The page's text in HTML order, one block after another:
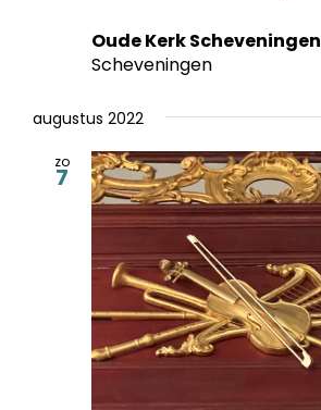
Oude Kerk Scheveningen
Scheveningen
augustus 2022
zo
7